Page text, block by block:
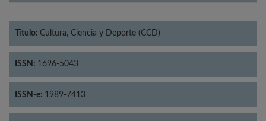
Título: Cultura, Ciencia y Deporte (CCD)
ISSN: 1696-5043
ISSN-e: 1989-7413